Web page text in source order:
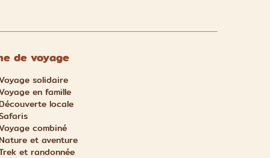
de voyage
solidaire
en famille
locale
combiné
et aventure
et randonnée